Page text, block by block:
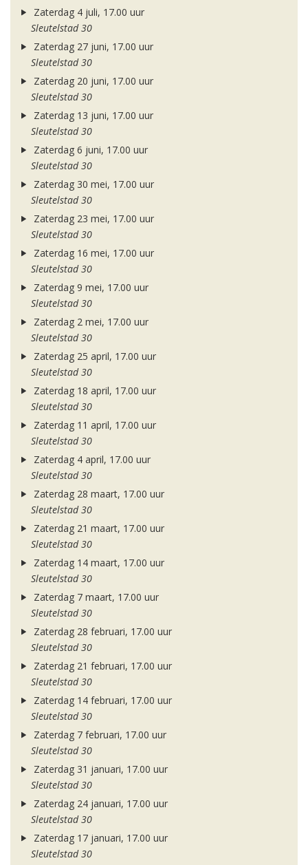
Zaterdag 4 juli, 17.00 uur
Sleutelstad 30
Zaterdag 27 juni, 17.00 uur
Sleutelstad 30
Zaterdag 20 juni, 17.00 uur
Sleutelstad 30
Zaterdag 13 juni, 17.00 uur
Sleutelstad 30
Zaterdag 6 juni, 17.00 uur
Sleutelstad 30
Zaterdag 30 mei, 17.00 uur
Sleutelstad 30
Zaterdag 23 mei, 17.00 uur
Sleutelstad 30
Zaterdag 16 mei, 17.00 uur
Sleutelstad 30
Zaterdag 9 mei, 17.00 uur
Sleutelstad 30
Zaterdag 2 mei, 17.00 uur
Sleutelstad 30
Zaterdag 25 april, 17.00 uur
Sleutelstad 30
Zaterdag 18 april, 17.00 uur
Sleutelstad 30
Zaterdag 11 april, 17.00 uur
Sleutelstad 30
Zaterdag 4 april, 17.00 uur
Sleutelstad 30
Zaterdag 28 maart, 17.00 uur
Sleutelstad 30
Zaterdag 21 maart, 17.00 uur
Sleutelstad 30
Zaterdag 14 maart, 17.00 uur
Sleutelstad 30
Zaterdag 7 maart, 17.00 uur
Sleutelstad 30
Zaterdag 28 februari, 17.00 uur
Sleutelstad 30
Zaterdag 21 februari, 17.00 uur
Sleutelstad 30
Zaterdag 14 februari, 17.00 uur
Sleutelstad 30
Zaterdag 7 februari, 17.00 uur
Sleutelstad 30
Zaterdag 31 januari, 17.00 uur
Sleutelstad 30
Zaterdag 24 januari, 17.00 uur
Sleutelstad 30
Zaterdag 17 januari, 17.00 uur
Sleutelstad 30